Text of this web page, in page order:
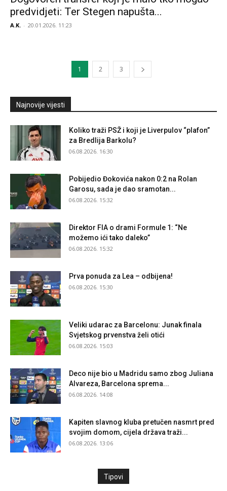
predvidjeti: Ter Stegen napušta...
A.K. - 20.01.2026. 11:23
1 2 3
Najnovije vijesti
Koliko traži PSŽ i koji je Liverpulov “plafon”
za Bredlija Barkolu?
06.08.2026. 16:30
Pobijedio Đokovića nakon 0:2 na Rolan
Garosu, sada je dao sramotan...
06.08.2026. 15:32
Direktor FIA o drami Formule 1: “Ne
možemo ići tako daleko”
06.08.2026. 15:32
Prva ponuda za Lea – odbijena!
06.08.2026. 15:30
Veliki udarac za Barcelonu: Junak finala
Svjetskog prvenstva želi otići
06.08.2026. 15:03
Deco nije bio u Madridu samo zbog Juliana
Alvareza, Barcelona sprema...
06.08.2026. 14:08
Kapiten slavnog kluba pretučen nasmrt pred
svojim domom, cijela država traži...
06.08.2026. 13:06
Tipovi